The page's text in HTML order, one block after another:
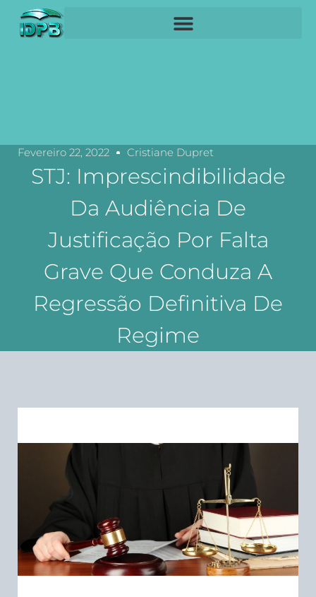
Fevereiro 22, 2022 Cristiane Dupret
STJ: Imprescindibilidade
Da Audiência De
Justificação Por Falta
Grave Que Conduza A
Regressão Definitiva De
Regime